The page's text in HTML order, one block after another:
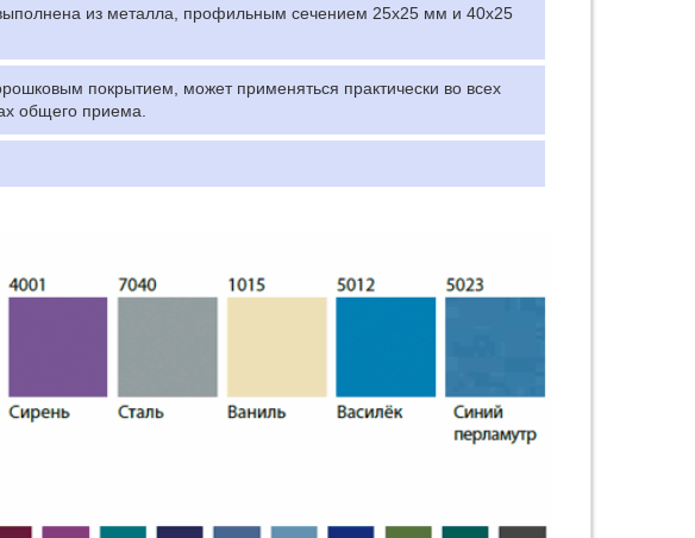
из металла, профильным сечением 25х25 мм и 40х25
покрытием, может применяться практически во всех
общего приема.